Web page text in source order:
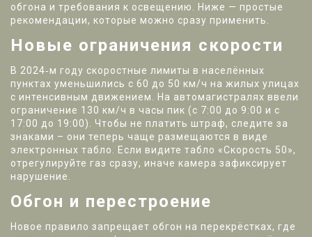
обгона и требования к освещению. Ниже — простые
рекомендации, которые можно сразу применить.
Новые ограничения скорости
В 2024‑м году скоростные лимиты в населённых
пунктах уменьшились с 60 до 50 км/ч на жилых улицах
с интенсивным движением. На автомагистралях ввели
ограничение 130 км/ч в часы пик (с 7:00 до 9:00 и с
17:00 до 19:00). Чтобы не платить штраф, следите за
знаками – они теперь чаще размещаются в виде
электронных табло. Если видите табло «Скорость 50»,
отрегулируйте газ сразу, иначе камера зафиксирует
нарушение.
Обгон и перестроение
Новое правило запрещает обгон на перекрёстках, где